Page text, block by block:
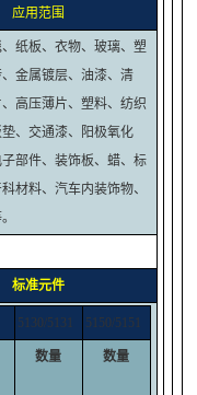
应用范围
纸板、衣物、玻璃、塑
金属镀层、油漆、清
高压薄片、塑料、纺织
、交通漆、阳极氧化
部件、装饰板、蜡、标
材料、汽车内装饰物、
标准元件
5130/5131 5150/5151
数量 数量